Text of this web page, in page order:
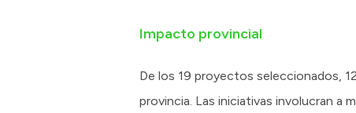
Impacto provincial
De los 19 proyectos seleccionados,
provincia. Las iniciativas involucran a